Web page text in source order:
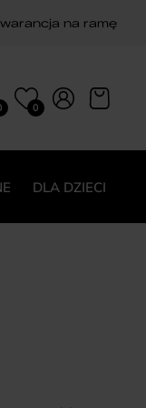
na ramę
0
DLA DZIECI